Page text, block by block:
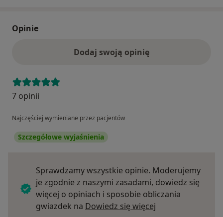
Opinie
Dodaj swoją opinię
7 opinii
Najczęściej wymieniane przez pacjentów
Szczegółowe wyjaśnienia
Sprawdzamy wszystkie opinie. Moderujemy
je zgodnie z naszymi zasadami, dowiedz się
więcej o opiniach i sposobie obliczania
gwiazdek na Dowiedz się więcej